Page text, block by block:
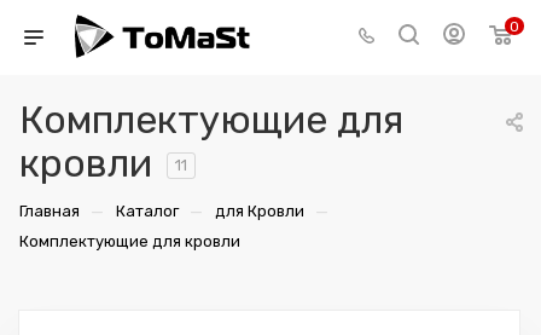
0
Комплектующие для
кровли
11
Главная — Каталог — для Кровли —
Комплектующие для кровли